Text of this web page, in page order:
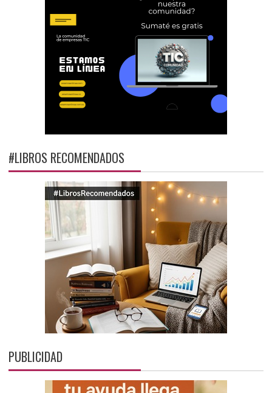
#LIBROS RECOMENDADOS
PUBLICIDAD